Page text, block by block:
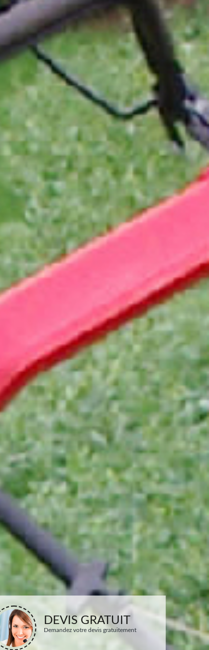
DEVIS GRATUIT
Demandez votre devis gratuitement